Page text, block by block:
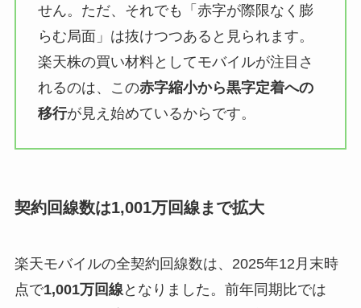
せん。ただ、それでも「赤字が際限なく膨
らむ局面」は抜けつつあると見られます。
楽天株の買い材料としてモバイルが注目さ
れるのは、この赤字縮小から黒字定着への
移行が見え始めているからです。
契約回線数は1,001万回線まで拡大
楽天モバイルの全契約回線数は、2025年12月末時
点で1,001万回線 となりました。前年同期比では